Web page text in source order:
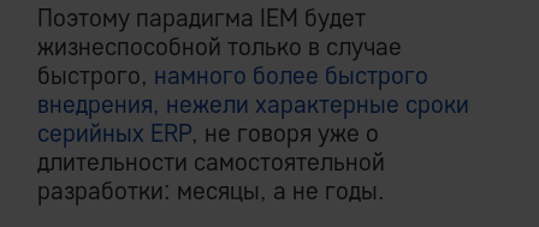
Поэтому парадигма IEM будет
жизнеспособной только в случае
быстрого, намного более быстрого
внедрения, нежели характерные сроки
серийных ERP, не говоря уже о
длительности самостоятельной
разработки: месяцы, а не годы.